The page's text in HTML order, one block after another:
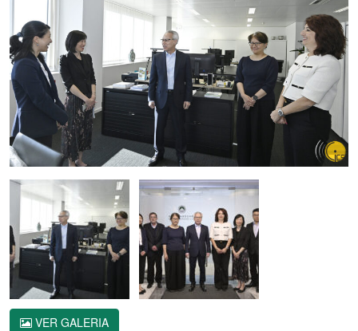
VER GALERIA